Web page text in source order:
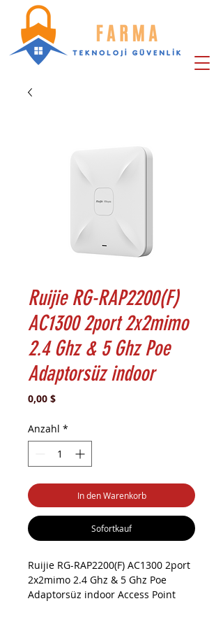
Ruijie RG-RAP2200(F)
AC1300 2port 2x2mimo
2.4 Ghz & 5 Ghz Poe
Adaptorsüz indoor
0,00 $Preis
Anzahl *
In den Warenkorb
Sofortkauf
Ruijie RG-RAP2200(F) AC1300 2port
2x2mimo 2.4 Ghz & 5 Ghz Poe
Adaptorsüz indoor Access Point